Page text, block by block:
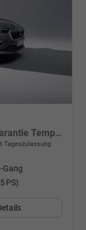
Extra 1,0 TSI LED 2ZKlima PDC 5J Garantie Temp Kamera Sunset Alu Felgen SmartLink Sitzheizung Multi Lederlenkrad Bluetooth
Tageszulassung
Gang
PS)